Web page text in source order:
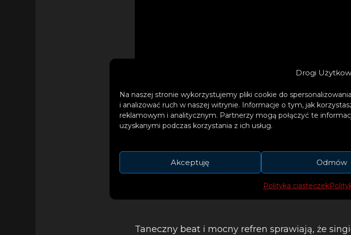
Drogi
Na naszej stronie wykorzystujemy pliki cookie do
i analizować ruch w naszej witrynie. Informacje o tym, jak
reklamowym i analitycznym. Partnerzy mogą połączyć te
uzyskanymi podczas korzystania z ich usług.
Akceptuję Odmów
Polityka ciasteczek
Taneczny beat i mocny refren sprawiają, że